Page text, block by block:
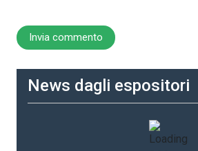
News dagli espositori